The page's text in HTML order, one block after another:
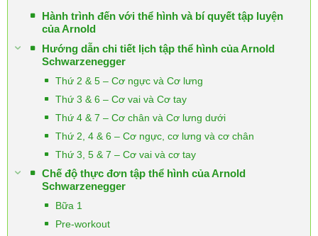
Hành trình đến với thể hình và bí quyết tập luyện
của Arnold
Hướng dẫn chi tiết lịch tập thể hình của Arnold
Schwarzenegger
Thứ 2 & 5 – Cơ ngực và Cơ lưng
Thứ 3 & 6 – Cơ vai và Cơ tay
Thứ 4 & 7 – Cơ chân và Cơ lưng dưới
Thứ 2, 4 & 6 – Cơ ngực, cơ lưng và cơ chân
Thứ 3, 5 & 7 – Cơ vai và cơ tay
Chế độ thực đơn tập thể hình của Arnold
Schwarzenegger
Bữa 1
Pre-workout